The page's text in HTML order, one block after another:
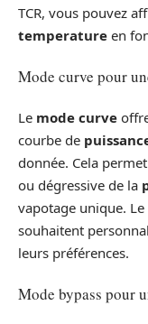
TCR, vous pouvez
temperature en
Mode curve pour
Le mode curve
courbe de
donnée. Cela
ou dégressive de la
vapotage unique. Le
souhaitent
leurs préférences.
Mode bypass pour